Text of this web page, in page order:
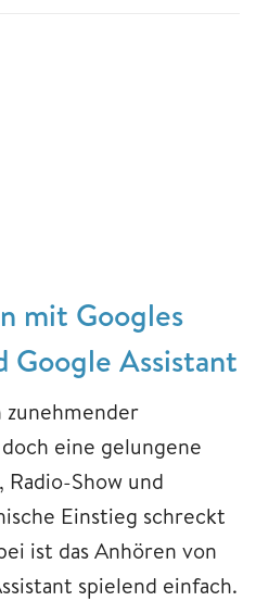
mit Googles
Google Assistant
zunehmender
eine gelungene
Radio-Show und
Einstieg schreckt
ist das Anhören von
spielend einfach.